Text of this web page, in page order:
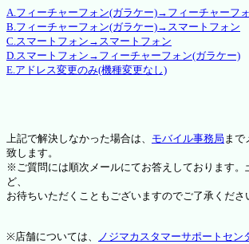
A.フィーチャーフォン(ガラケー)→フィーチャーフ
B.フィーチャーフォン(ガラケー)→スマートフォン
C.スマートフォン→スマートフォン
D.スマートフォン→フィーチャーフォン(ガラケー)
E.アドレス変更のみ(機種変更なし)
上記で解決しなかった場合は、 モバイル事務局 まで
致します。
※ご質問には順次メールにてお答えしております。
ど、
お待ちいただくこともございますのでご了承くださ
※店舗については、 ノジマカスタマーサポートセン